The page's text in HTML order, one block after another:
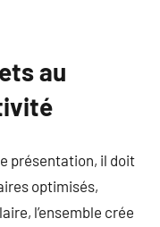
au
présentation, il doit
optimisés,
l’ensemble crée